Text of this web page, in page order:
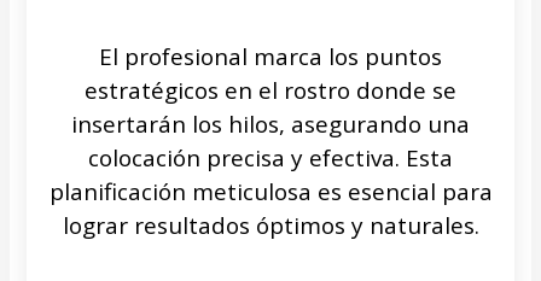
El profesional marca los puntos
estratégicos en el rostro donde se
insertarán los hilos, asegurando una
colocación precisa y efectiva. Esta
planificación meticulosa es esencial para
lograr resultados óptimos y naturales.